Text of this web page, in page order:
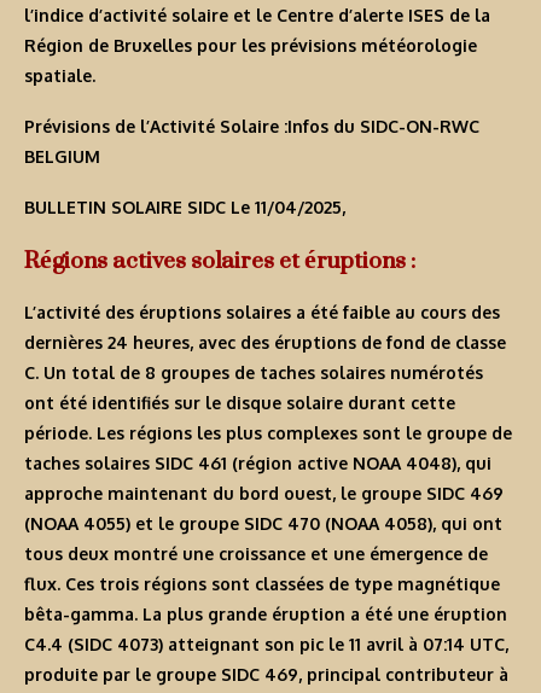
l’indice d’activité solaire et le Centre d’alerte ISES de la
Région de Bruxelles pour les prévisions météorologie
spatiale.
Prévisions de l’Activité Solaire :Infos du SIDC-ON-RWC
BELGIUM
BULLETIN SOLAIRE SIDC Le 11/04/2025,
Régions actives solaires et éruptions :
L’activité des éruptions solaires a été faible au cours des
dernières 24 heures, avec des éruptions de fond de classe
C. Un total de 8 groupes de taches solaires numérotés
ont été identifiés sur le disque solaire durant cette
période. Les régions les plus complexes sont le groupe de
taches solaires SIDC 461 (région active NOAA 4048), qui
approche maintenant du bord ouest, le groupe SIDC 469
(NOAA 4055) et le groupe SIDC 470 (NOAA 4058), qui ont
tous deux montré une croissance et une émergence de
flux. Ces trois régions sont classées de type magnétique
bêta-gamma. La plus grande éruption a été une éruption
C4.4 (SIDC 4073) atteignant son pic le 11 avril à 07:14 UTC,
produite par le groupe SIDC 469, principal contributeur à